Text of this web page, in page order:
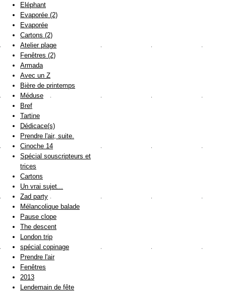
Eléphant
Evaporée (2)
Evaporée
Cartons (2)
Atelier plage
Fenêtres (2)
Armada
Avec un Z
Bière de printemps
Méduse
Bref
Tartine
Dédicace(s)
Prendre l'air, suite.
Cinoche 14
Spécial souscripteurs et
trices
Cartons
Un vrai sujet...
Zad party
Mélancolique balade
Pause clope
The descent
London trip
spécial copinage
Prendre l'air
Fenêtres
2013
Lendemain de fête